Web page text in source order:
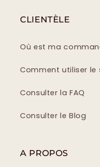
CLIENTÈLE
Où est ma
Comment utiliser le
Consulter la FAQ
Consulter le Blog
A PROPOS